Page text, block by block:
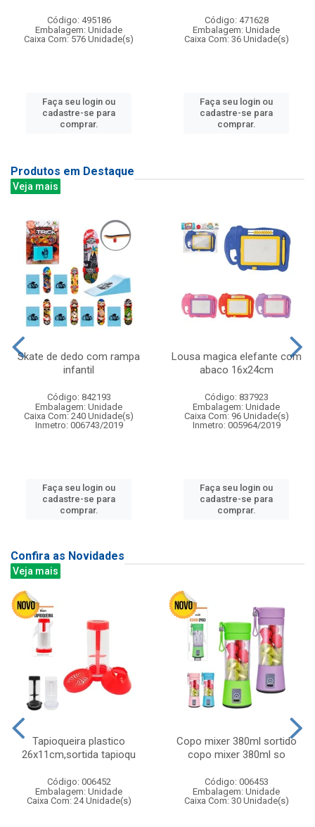
Código: 495186
Embalagem: Unidade
Caixa Com: 576 Unidade(s)
Faça seu login ou
cadastre-se para
comprar.
Código: 471628
Embalagem: Unidade
Caixa Com: 36 Unidade(s)
Faça seu login ou
cadastre-se para
comprar.
Produtos em Destaque
Veja mais
Skate de dedo com rampa
infantil
Código: 842193
Embalagem: Unidade
Caixa Com: 240 Unidade(s)
Inmetro: 006743/2019
Faça seu login ou
cadastre-se para
comprar.
Lousa magica elefante com
abaco 16x24cm
Código: 837923
Embalagem: Unidade
Caixa Com: 96 Unidade(s)
Inmetro: 005964/2019
Faça seu login ou
cadastre-se para
comprar.
Confira as Novidades
Veja mais
Tapioqueira plastico
26x11cm,sortida tapioqu
Código: 006452
Embalagem: Unidade
Caixa Com: 24 Unidade(s)
Copo mixer 380ml sortido
copo mixer 380ml so
Código: 006453
Embalagem: Unidade
Caixa Com: 30 Unidade(s)